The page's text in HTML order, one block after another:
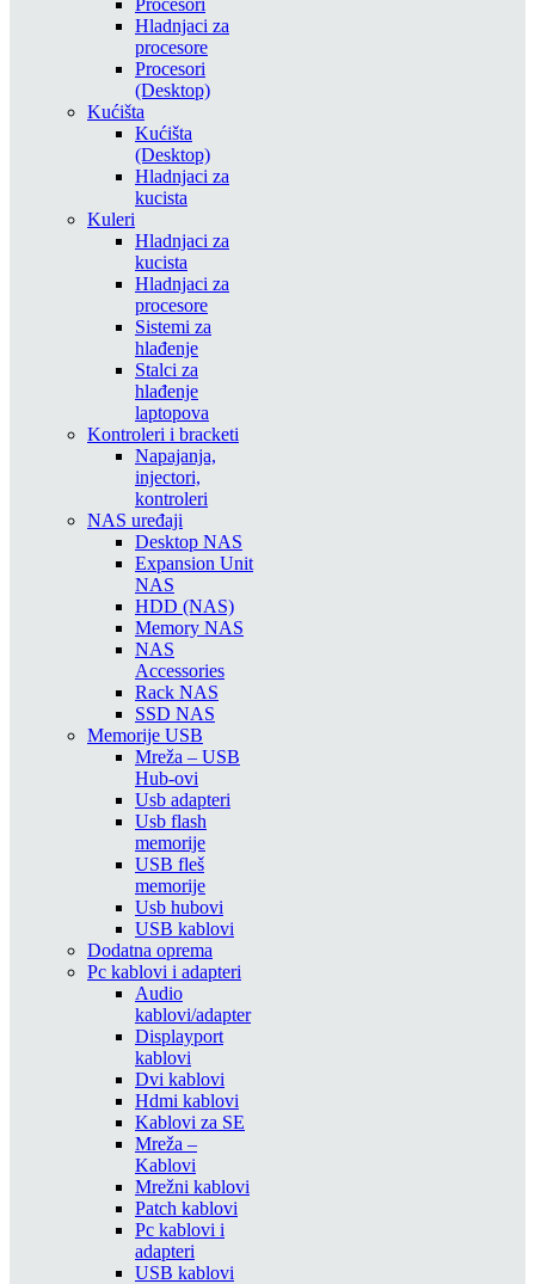
Procesori
Hladnjaci za
procesore
Procesori
(Desktop)
Kućišta
Kućišta
(Desktop)
Hladnjaci za
kucista
Kuleri
Hladnjaci za
kucista
Hladnjaci za
procesore
Sistemi za
hlađenje
Stalci za
hlađenje
laptopova
Kontroleri i bracketi
Napajanja,
injectori,
kontroleri
NAS uređaji
Desktop NAS
Expansion Unit
NAS
HDD (NAS)
Memory NAS
NAS
Accessories
Rack NAS
SSD NAS
Memorije USB
Mreža – USB
Hub-ovi
Usb adapteri
Usb flash
memorije
USB fleš
memorije
Usb hubovi
USB kablovi
Dodatna oprema
Pc kablovi i adapteri
Audio
kablovi/adapter
Displayport
kablovi
Dvi kablovi
Hdmi kablovi
Kablovi za SE
Mreža –
Kablovi
Mrežni kablovi
Patch kablovi
Pc kablovi i
adapteri
USB kablovi